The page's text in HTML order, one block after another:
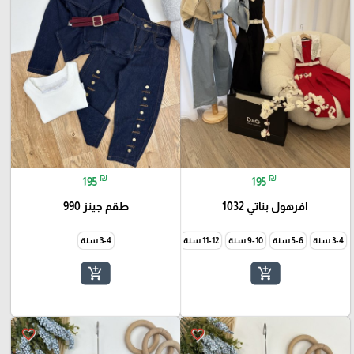
195 ₪
افرهول بناتي 1032
3-4 سنة 5-6 سنة 9-10 سنة 11-12 سنة
add_shopping_cart
195 ₪
طقم جينز 990
3-4 سنة
add_shopping_cart
favorite_border
favorite_border